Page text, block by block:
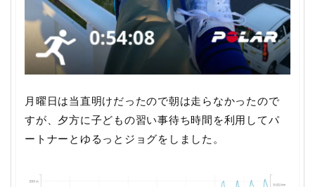
月曜日は当直明けだったので朝は走らなかったので
すが、夕方に子どもの習い事待ち時間を利用してパ
ートナーとゆるっとジョグをしました。